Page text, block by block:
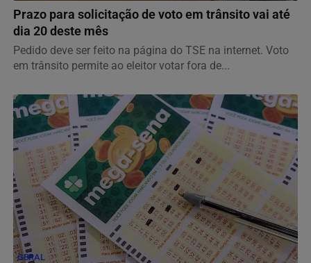
Prazo para solicitação de voto em trânsito vai até
dia 20 deste mês
Pedido deve ser feito na página do TSE na internet. Voto
em trânsito permite ao eleitor votar fora de...
GERAL